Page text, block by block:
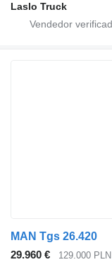
Laslo Truck
MAN Tgs 26.420
29.960 €
129.000 PLN